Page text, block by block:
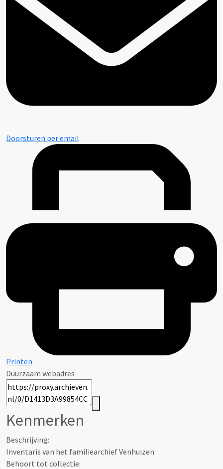
Doorsturen per email
Printen
Duurzaam webadres
Kenmerken
Beschrijving:
Inventaris van het familiearchief Venhuizen
Behoort tot collectie: